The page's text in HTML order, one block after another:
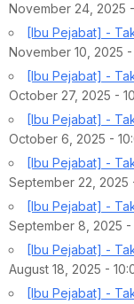
November 24, 2025
[Ibu Pejabat] -
November 10, 2025 -
[Ibu Pejabat] -
October 27, 2025 -
[Ibu Pejabat] -
October 6, 2025 -
[Ibu Pejabat] -
September 22, 2025
[Ibu Pejabat] -
September 8, 2025 -
[Ibu Pejabat] -
August 18, 2025 -
[Ibu Pejabat] -